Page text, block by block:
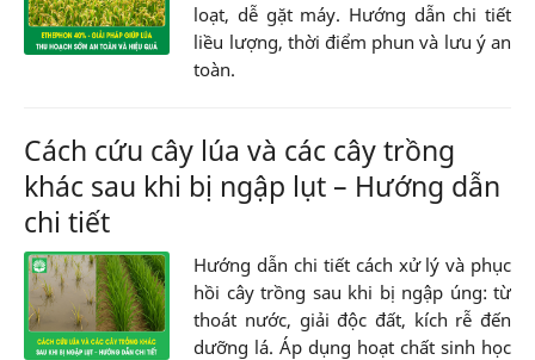
loạt, dễ gặt máy. Hướng dẫn chi tiết
liều lượng, thời điểm phun và lưu ý an
toàn.
Cách cứu cây lúa và các cây trồng
khác sau khi bị ngập lụt – Hướng dẫn
chi tiết
Hướng dẫn chi tiết cách xử lý và phục
hồi cây trồng sau khi bị ngập úng: từ
thoát nước, giải độc đất, kích rễ đến
dưỡng lá. Áp dụng hoạt chất sinh học